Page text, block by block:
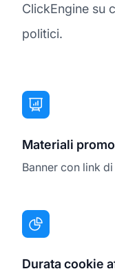
ClickEngine su
politici.
Materiali
Banner con link
Durata cookie